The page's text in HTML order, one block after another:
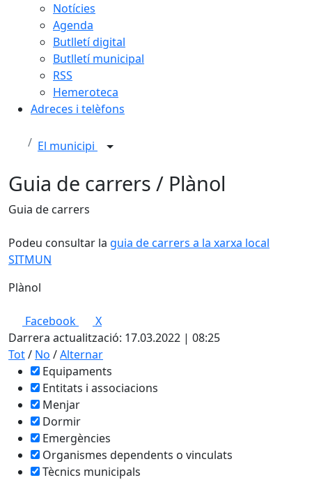
Notícies
Agenda
Butlletí digital
Butlletí municipal
RSS
Hemeroteca
Adreces i telèfons
El municipi
Guia de carrers / Plànol
Guia de carrers
Podeu consultar la guia de carrers a la xarxa local
SITMUN
Plànol
+
−
Facebook
X
Darrera actualització: 17.03.2022 | 08:25
Tot/ No /Alternar
Equipaments
Entitats i associacions
Menjar
Dormir
Emergències
Organismes dependents o vinculats
Tècnics municipals